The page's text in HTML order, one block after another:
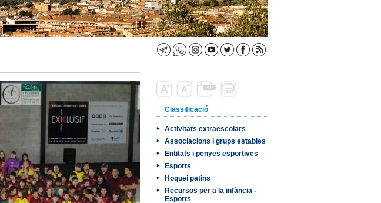
Classificació
Activitats extraescolars
Associacions i grups estables
Entitats i penyes esportives
Esports
Hoquei patins
Recursos per a la infància -
Esports